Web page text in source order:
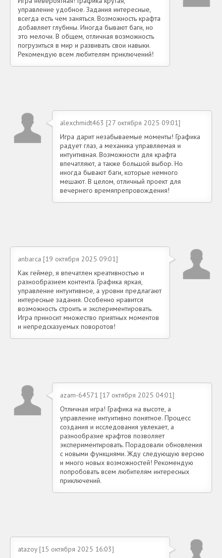
управление удобное. Задания интересные,
всегда есть чем заняться. Возможность крафта
добавляет глубины. Иногда бывают баги, но
это мелочи. В общем, отличная возможность
погрузиться в мир и развивать свои навыки.
Рекомендую всем любителям приключений!
alexchmidt463 [27 октября 2025 09:01]
Игра дарит незабываемые моменты! Графика
радует глаз, а механика управляемая и
интуитивная. Возможности для крафта
впечатляют, а также большой выбор. Но
иногда бывают баги, которые немного
мешают. В целом, отличный проект для
вечернего времяпрепровождения!
anbarca [19 октября 2025 09:01]
Как геймер, я впечатлен креативностью и
разнообразием контента. Графика яркая,
управление интуитивное, а уровни предлагают
интересные задания. Особенно нравится
возможность строить и экспериментировать.
Игра приносит множество приятных моментов
и непредсказуемых поворотов!
azam-64571 [17 октября 2025 04:01]
Отличная игра! Графика на высоте, а
управление интуитивно понятное. Процесс
создания и исследования увлекает, а
разнообразие крафтов позволяет
экспериментировать. Порадовали обновления
с новыми функциями. Жду следующую версию
и много новых возможностей! Рекомендую
попробовать всем любителям интересных
приключений.
atazoy [15 октября 2025 16:03]